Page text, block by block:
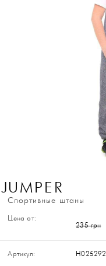
JUMPER
Спортивные штаны
Цена от:
235 грн
Артикул: H025292